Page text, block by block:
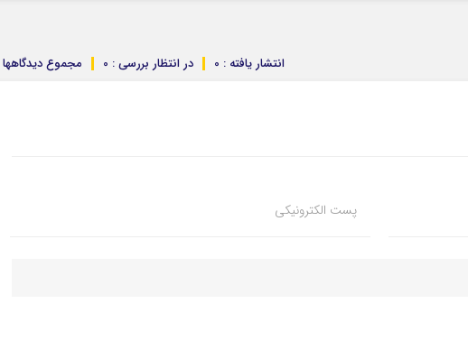
مجموع دیدگاهها : در انتظار بررسی : 0 انتشار یافته : 0
پست الکترونیکی